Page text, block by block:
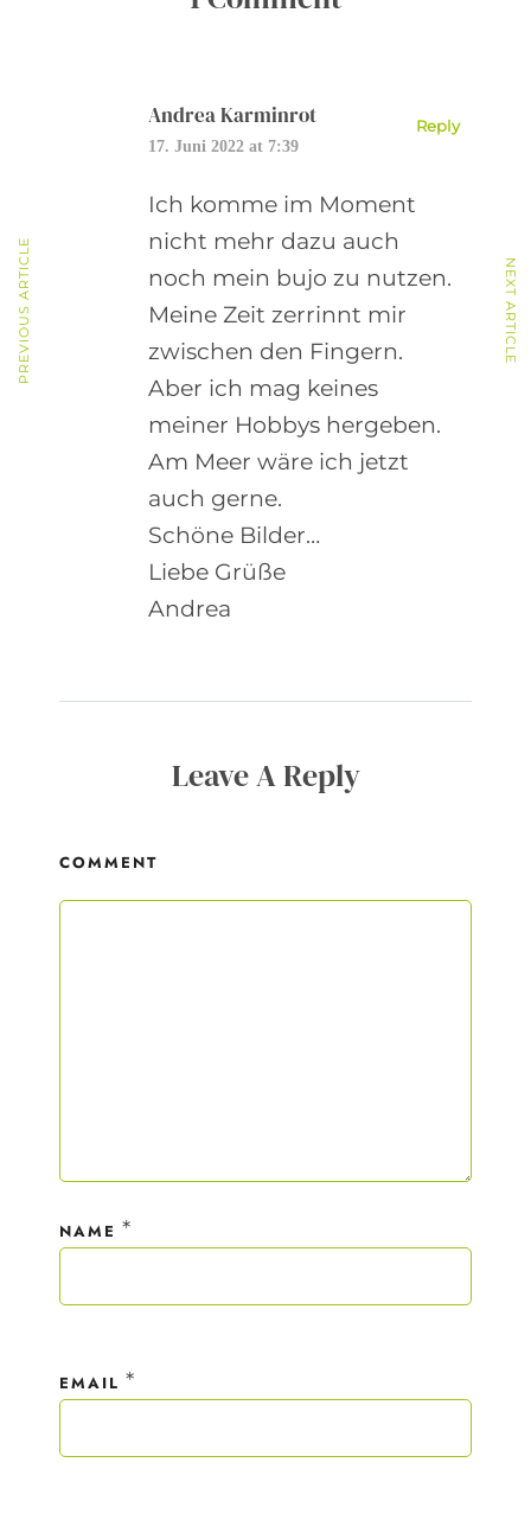
Andrea Karminrot
17. Juni 2022 at 7:39
Reply
Ich komme im Moment
nicht mehr dazu auch
noch mein bujo zu nutzen.
Meine Zeit zerrinnt mir
zwischen den Fingern.
Aber ich mag keines
meiner Hobbys hergeben.
Am Meer wäre ich jetzt
auch gerne.
Schöne Bilder…
Liebe Grüße
Andrea
Leave A Reply
COMMENT
NAME *
EMAIL *
PREVIOUS ARTICLE NEXT ARTICLE